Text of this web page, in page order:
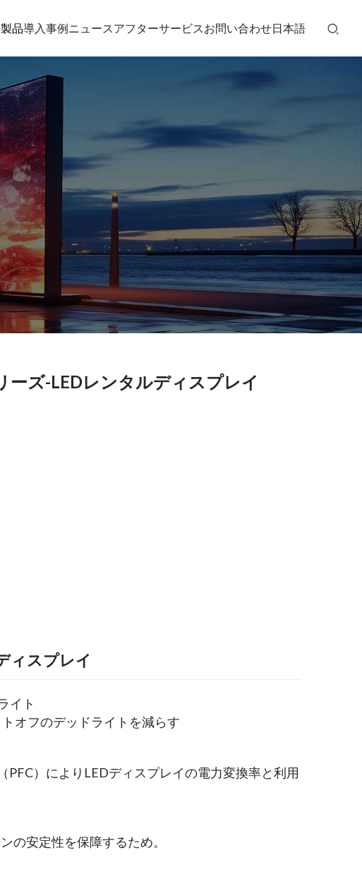
製品導入事例ニュースアフターサービスお問い合わせ日本語
ーズ-LEDレンタルディスプレイ
ィスプレイ
イト
オフのデッドライトを減らす
）によりLEDディスプレイの電力変換率と利用
の安定性を保障するため。